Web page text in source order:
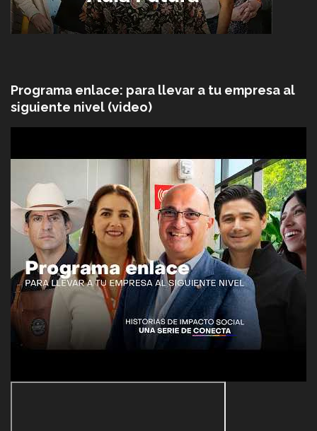
Programa enlace: para llevar a tu empresa al
siguiente nivel (video)